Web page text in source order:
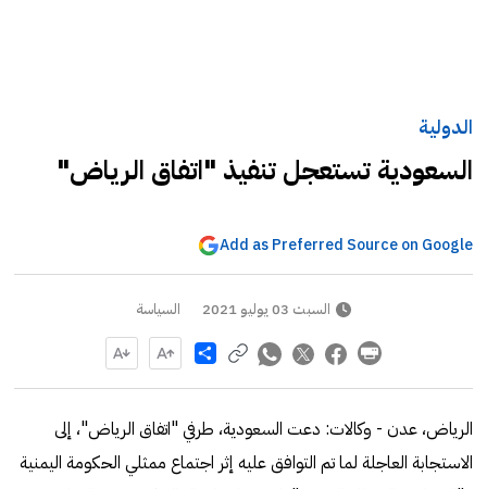
الدولية
السعودية تستعجل تنفيذ "اتفاق الرياض"
Add as Preferred Source on Google
السبت 03 يوليو 2021 السياسة
Share
الرياض، عدن - وكالات: دعت السعودية، طرفي "اتفاق الرياض"، إلى
الاستجابة العاجلة لما تم التوافق عليه إثر اجتماع ممثلي الحكومة اليمنية